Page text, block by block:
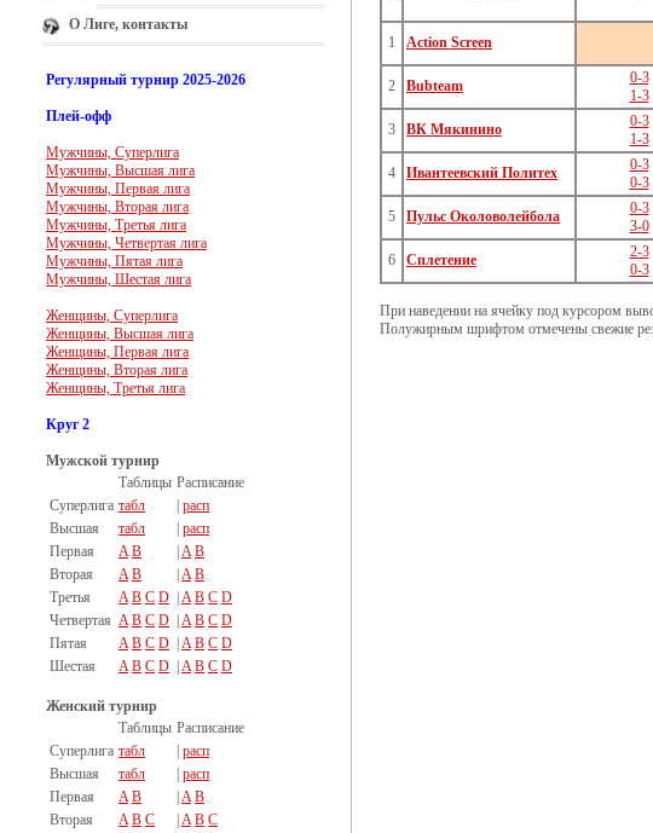
О Лиге, контакты
Регулярный турнир 2025-2026
Плей-офф
Мужчины, Суперлига
Мужчины, Высшая лига
Мужчины, Первая лига
Мужчины, Вторая лига
Мужчины, Третья лига
Мужчины, Четвертая лига
Мужчины, Пятая лига
Мужчины, Шестая лига
Женщины, Суперлига
Женщины, Высшая лига
Женщины, Первая лига
Женщины, Вторая лига
Женщины, Третья лига
Круг 2
Мужской турнир
Таблицы Расписание
Суперлига табл
расп
Высшая
табл
расп
Первая
A B A B
Вторая
A B A B
Третья
A B C D A B C D
Четвертая A B C D A B C D
Пятая
A B C D A B C D
Шестая
A B C D A B C D
Женский турнир
Таблицы Расписание
Суперлига табл
расп
Высшая
табл
расп
Первая
A B A B
Вторая
A B C A B C
1 Action Screen
2
Bubteam
0-3
1-3
3
ВК Мякинино
0-3
1-3
4
Ивантеевский Политех
0-3
0-3
5
Пульс Околоволейбола
0-3
3-0
6
Сплетение
2-3
0-3
При наведении на ячейку под курсором
Полужирным шрифтом отмечены свежие